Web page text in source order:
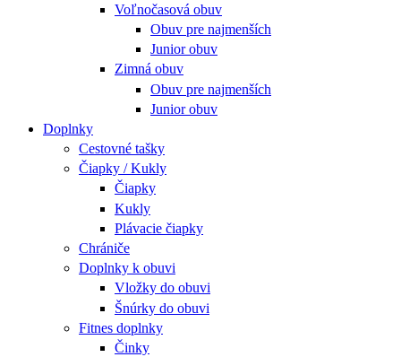
Voľnočasová obuv
Obuv pre najmenších
Junior obuv
Zimná obuv
Obuv pre najmenších
Junior obuv
Doplnky
Cestovné tašky
Čiapky / Kukly
Čiapky
Kukly
Plávacie čiapky
Chrániče
Doplnky k obuvi
Vložky do obuvi
Šnúrky do obuvi
Fitnes doplnky
Činky